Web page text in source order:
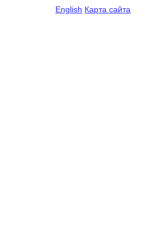
English Карта сайта